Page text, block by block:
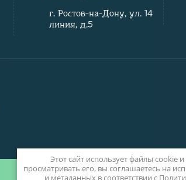
Этот сайт использует файлы cookie
просматривать его, вы соглашаетесь на
и метаданных в соответствии с
г. Ростов-на-Дону, ул. 14
линия, д.5